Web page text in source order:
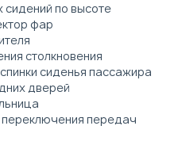
сидений по высоте
фар
столкновения
сиденья пассажира
дверей
передач